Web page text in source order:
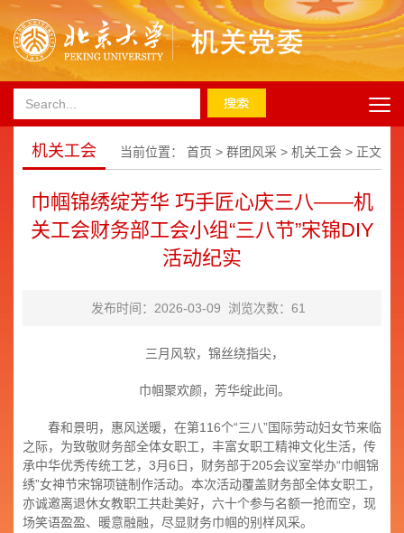
机关工会 当前位置： 首页 > 群团风采 > 机关工会 > 正文
巾帼锦绣绽芳华 巧手匠心庆三八——机
关工会财务部工会小组“三八节”宋锦DIY
活动纪实
发布时间：2026-03-09 浏览次数： 61
三月风软，锦丝绕指尖，
巾帼聚欢颜，芳华绽此间。
春和景明，惠风送暖，在第116个“三八”国际劳动妇女节来临
之际，为致敬财务部全体女职工，丰富女职工精神文化生活，传
承中华优秀传统工艺，3月6日，财务部于205会议室举办“巾帼锦
绣”女神节宋锦项链制作活动。本次活动覆盖财务部全体女职工，
亦诚邀离退休女教职工共赴美好，六十个参与名额一抢而空，现
场笑语盈盈、暖意融融，尽显财务巾帼的别样风采。